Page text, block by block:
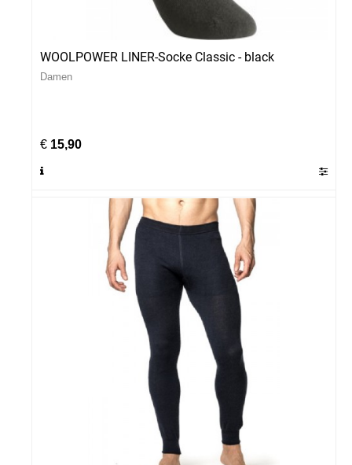
WOOLPOWER LINER-Socke Classic - black
Damen
€ 15,90